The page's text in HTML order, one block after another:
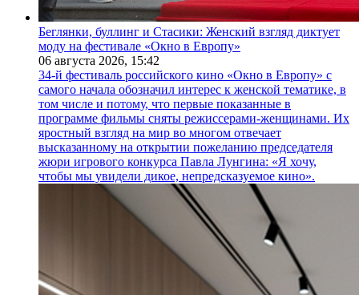
Беглянки, буллинг и Стасики: Женский взгляд диктует
моду на фестивале «Окно в Европу»
06 августа 2026, 15:42
34-й фестиваль российского кино «Окно в Европу» с
самого начала обозначил интерес к женской тематике, в
том числе и потому, что первые показанные в
программе фильмы сняты режиссерами-женщинами. Их
яростный взгляд на мир во многом отвечает
высказанному на открытии пожеланию председателя
жюри игрового конкурса Павла Лунгина: «Я хочу,
чтобы мы увидели дикое, непредсказуемое кино».